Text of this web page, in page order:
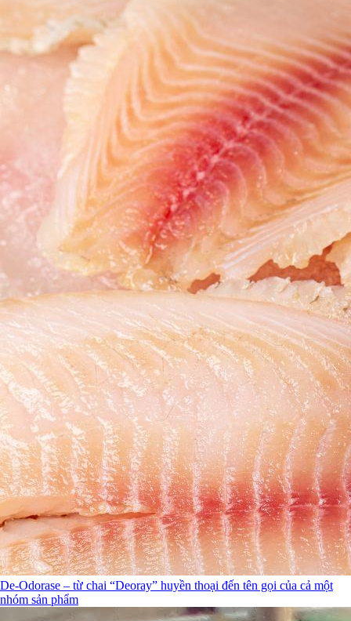
De-Odorase – từ chai “Deoray” huyền thoại đến tên gọi của cả một
nhóm sản phẩm